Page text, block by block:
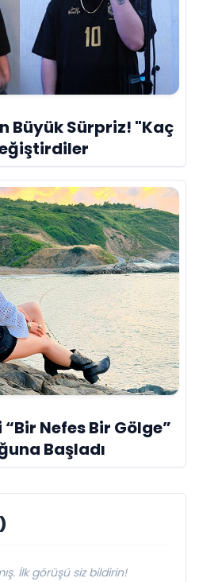
Büyük Sürpriz! "Kaç
Nefes Bir Gölge”
Başladı
İlk görüşü siz bildirin!